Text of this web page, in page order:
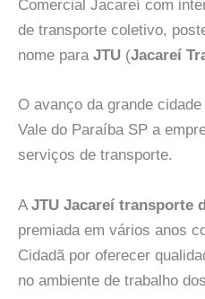
Comercial Jacareí com
de transporte coletivo,
nome para JTU (Jacareí
O avanço da grande cidade
Vale do Paraíba SP a
serviços de transporte.
A JTU Jacareí transporte
premiada em vários anos
Cidadã por oferecer
no ambiente de trabalho